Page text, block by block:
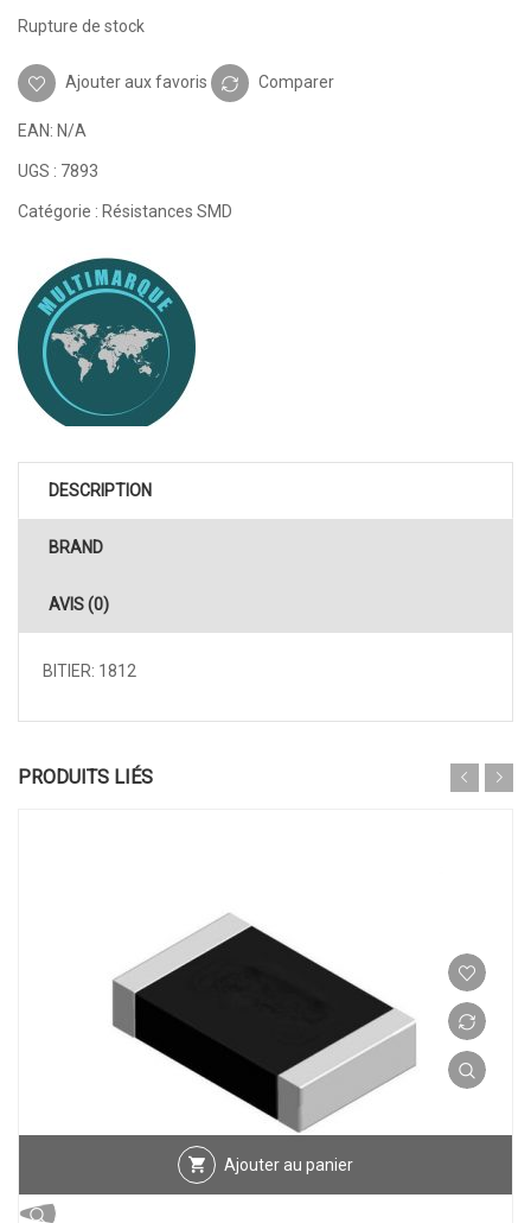
Rupture de stock
Ajouter aux favoris Comparer
EAN: N/A
UGS : 7893
Catégorie : Résistances SMD
DESCRIPTION
BRAND
AVIS (0)
BITIER: 1812
PRODUITS LIÉS
Ajouter au panier